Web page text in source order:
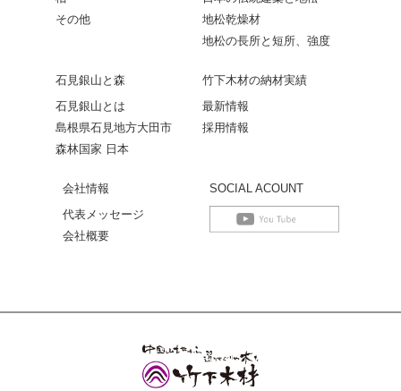
その他
地松乾燥材
地松の長所と短所、強度
石見銀山と森
石見銀山とは
島根県石見地方大田市
森林国家 日本
竹下木材の納材実績
最新情報
採用情報
会社情報
代表メッセージ
会社概要
SOCIAL ACOUNT